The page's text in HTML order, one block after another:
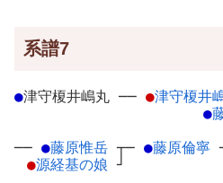
系譜7
●津守榎井嶋丸 ── ●津守榎井
●
── ●藤原惟岳 ┬
●源経基の娘 ┘
─ ●藤原倫寧